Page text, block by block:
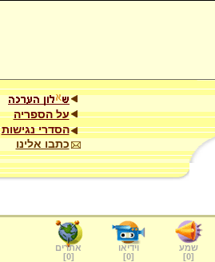
על הספריה
הסדרי נגישות
כתבו אלינו
שמע
[
0
]
וידיאו
[
0
]
אתרים
[
0
]